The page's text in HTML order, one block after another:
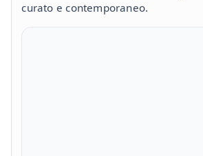
curato e contemporaneo.